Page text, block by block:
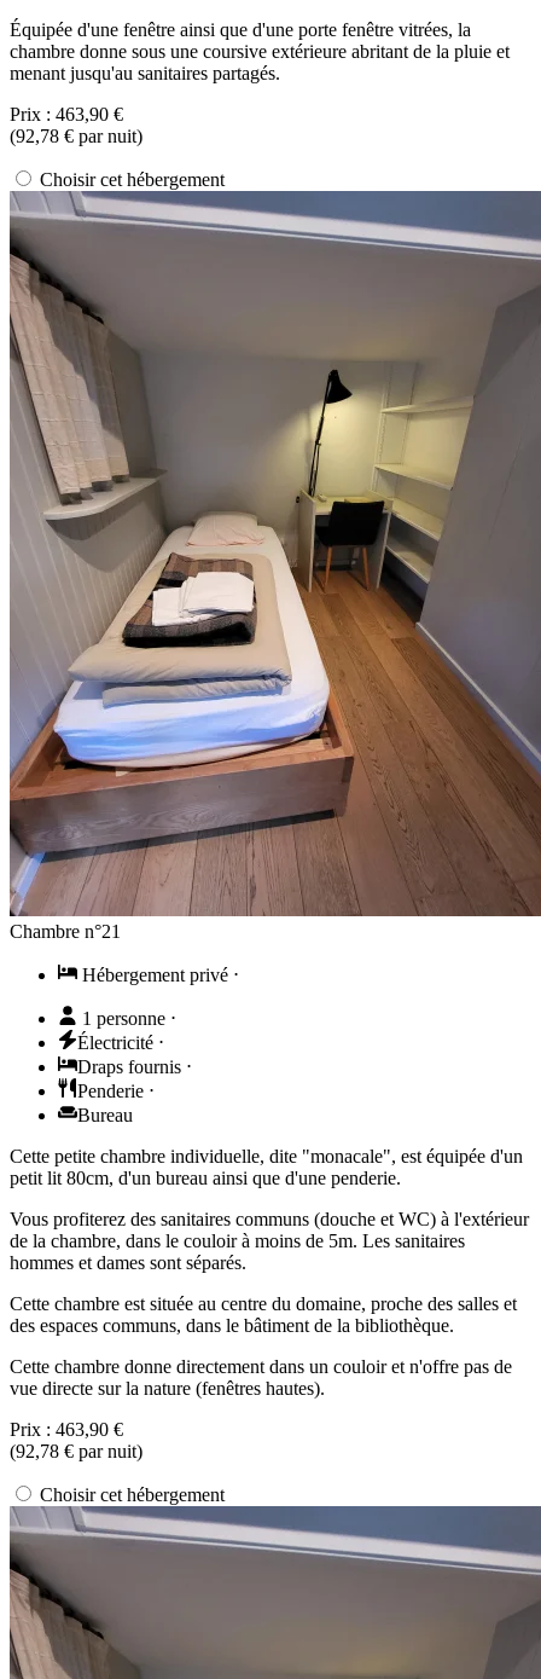
Équipée d'une fenêtre ainsi que d'une porte fenêtre vitrées, la
chambre donne sous une coursive extérieure abritant de la pluie et
menant jusqu'au sanitaires partagés.
Prix : 463,90 €
(92,78 € par nuit)
Choisir cet hébergement
Chambre n°21
Hébergement privé ⋅
1 personne ⋅
Électricité ⋅
Draps fournis ⋅
Penderie ⋅
Bureau
Cette petite chambre individuelle, dite "monacale", est équipée d'un
petit lit 80cm, d'un bureau ainsi que d'une penderie.
Vous profiterez des sanitaires communs (douche et WC) à l'extérieur
de la chambre, dans le couloir à moins de 5m. Les sanitaires
hommes et dames sont séparés.
Cette chambre est située au centre du domaine, proche des salles et
des espaces communs, dans le bâtiment de la bibliothèque.
Cette chambre donne directement dans un couloir et n'offre pas de
vue directe sur la nature (fenêtres hautes).
Prix : 463,90 €
(92,78 € par nuit)
Choisir cet hébergement